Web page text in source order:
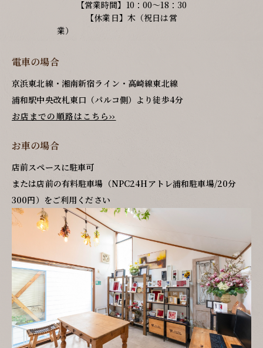
【営業時間】10：00～18：30
【休業日】木（祝日は営
業）
電車の場合
京浜東北線・湘南新宿ライン・高崎線東北線
浦和駅中央改札東口（パルコ側）より徒歩4分
お店までの順路はこちら››
お車の場合
店前スペースに駐車可
または店前の有料駐車場（NPC24Hアトレ浦和駐車場/20分
300円）をご利用ください